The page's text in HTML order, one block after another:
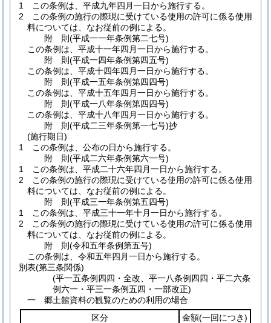
1
この条例は、平成九年四月一日から施行する。
2
この条例の施行の際現に受けている使用の許可に係る使用
料については、なお従前の例による。
附 則(平成一一年条例第二七号)
この条例は、平成十一年四月一日から施行する。
附 則(平成一四年条例第四五号)
この条例は、平成十四年四月一日から施行する。
附 則(平成一五年条例第四四号)
この条例は、平成十五年四月一日から施行する。
附 則(平成一八年条例第四四号)
この条例は、平成十八年四月一日から施行する。
附 則(平成二三年条例第一七号)抄
(施行期日)
1
この条例は、公布の日から施行する。
附 則(平成二六年条例第六一号)
1
この条例は、平成二十六年四月一日から施行する。
2
この条例の施行の際現に受けている使用の許可に係る使用
料については、なお従前の例による。
附 則(平成三一年条例第五四号)
1
この条例は、平成三十一年十月一日から施行する。
2
この条例の施行の際現に受けている使用の許可に係る使用
料については、なお従前の例による。
附 則(令和五年条例第五号)
この条例は、令和五年四月一日から施行する。
別表(第三条関係)
(平一五条例四四・全改、平一八条例四四・平二六条
例六一・平三一条例五四・一部改正)
一 郷土館資料の観覧のための利用の場合
区分
金額(一回につき)